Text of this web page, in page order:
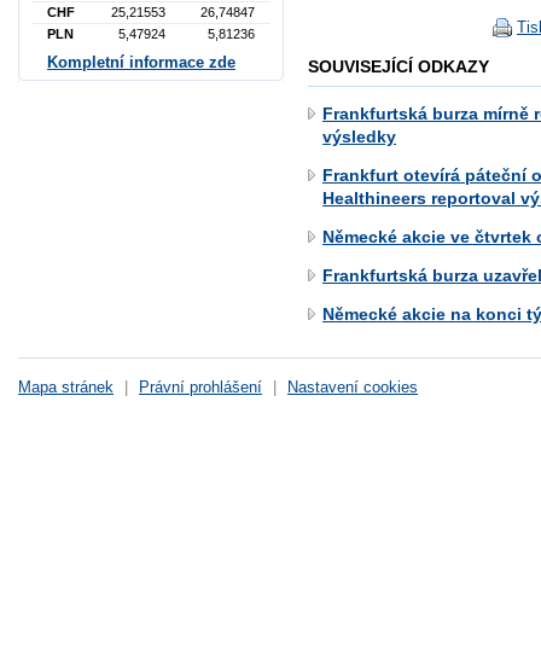
SOUVISEJÍCÍ ODKAZY
Frankfurtská burza mírně
výsledky
Frankfurt otevírá páteční
Healthineers reportoval
Německé akcie ve čtvrtek
Frankfurtská burza
Německé akcie na konci
CHF
25,21553
26,74847
PLN
5,47924 5,81236
Kompletní informace zde
Mapa stránek Právní prohlášení Nastavení cookies